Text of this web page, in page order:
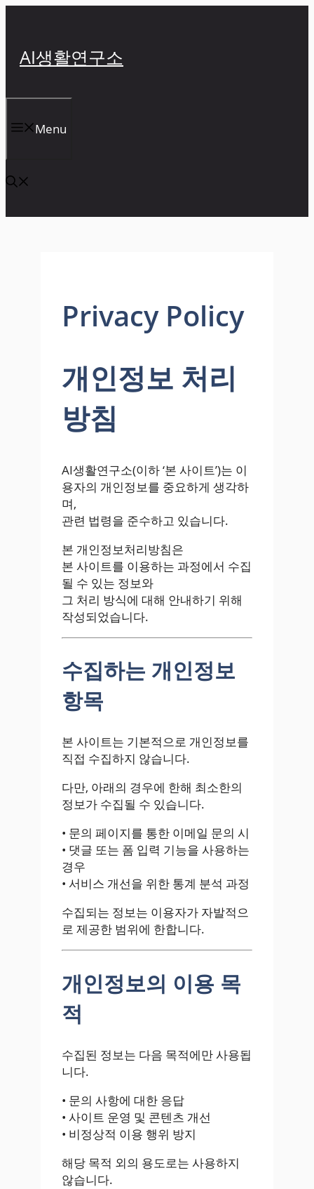
너
기
AI생활연구소
Menu
Privacy Policy
개인정보 처리
방침
AI생활연구소(이하 ‘본 사이트’)는 이
용자의 개인정보를 중요하게 생각하
며,
관련 법령을 준수하고 있습니다.
본 개인정보처리방침은
본 사이트를 이용하는 과정에서 수집
될 수 있는 정보와
그 처리 방식에 대해 안내하기 위해
작성되었습니다.
수집하는 개인정보
항목
본 사이트는 기본적으로 개인정보를
직접 수집하지 않습니다.
다만, 아래의 경우에 한해 최소한의
정보가 수집될 수 있습니다.
• 문의 페이지를 통한 이메일 문의 시
• 댓글 또는 폼 입력 기능을 사용하는
경우
• 서비스 개선을 위한 통계 분석 과정
수집되는 정보는 이용자가 자발적으
로 제공한 범위에 한합니다.
개인정보의 이용 목
적
수집된 정보는 다음 목적에만 사용됩
니다.
• 문의 사항에 대한 응답
• 사이트 운영 및 콘텐츠 개선
• 비정상적 이용 행위 방지
해당 목적 외의 용도로는 사용하지
않습니다.